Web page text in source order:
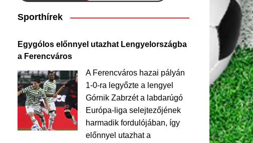
Sporthírek
Egygólos előnnyel utazhat Lengyelországba
a Ferencváros
A Ferencváros hazai pályán
1-0-ra legyőzte a lengyel
Górnik Zabrzét a labdarúgó
Európa-liga selejtezőjének
harmadik fordulójában, így
előnnyel utazhat a